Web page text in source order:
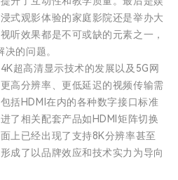
式观影体验的家庭影院还是举办大
听效果都是不可或缺的元素之一，
的问题。
超高清显示技术的发展以及5G网
高分辨率、更低延迟的视频传输需
括HDMI在内的各种数字接口标准
了相关配套产品如HDMI矩阵切换
上已经出现了支持8K分辨率甚至
成了以品牌效应和技术实力为导向